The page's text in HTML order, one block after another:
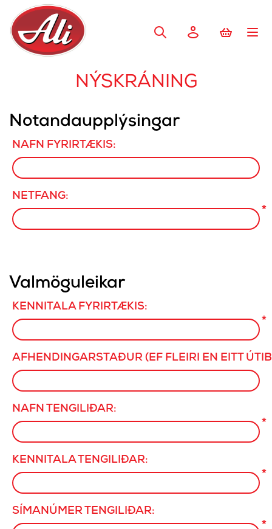
NÝSKRÁNING
Notandaupplýsingar
NAFN FYRIRTÆKIS:
NETFANG:
*
Valmöguleikar
KENNITALA FYRIRTÆKIS:
*
AFHENDINGARSTAÐUR (EF FLEIRI EN EITT
NAFN TENGILIÐAR:
*
KENNITALA TENGILIÐAR:
*
SÍMANÚMER TENGILIÐAR: